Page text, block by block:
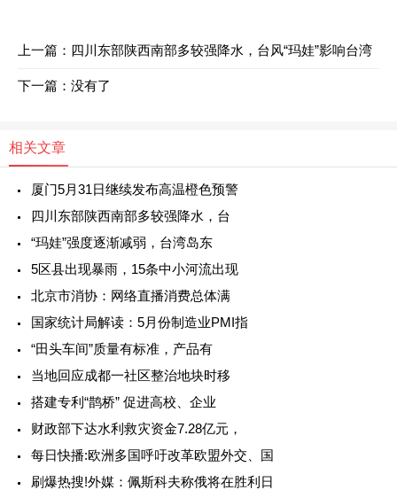
上一篇： 四川东部陕西南部多较强降水，台风“玛娃”影响台湾
下一篇：没有了
相关文章
厦门5月31日继续发布高温橙色预警
四川东部陕西南部多较强降水，台
“玛娃”强度逐渐减弱，台湾岛东
5区县出现暴雨，15条中小河流出现
北京市消协：网络直播消费总体满
国家统计局解读：5月份制造业PMI指
“田头车间”质量有标准，产品有
当地回应成都一社区整治地块时移
搭建专利“鹊桥” 促进高校、企业
财政部下达水利救灾资金7.28亿元，
每日快播:欧洲多国呼吁改革欧盟外交、国
刷爆热搜!外媒：佩斯科夫称俄将在胜利日